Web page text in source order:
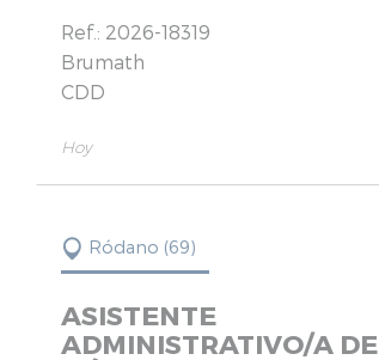
Ref.: 2026-18319
Brumath
CDD
Hoy
Ródano (69)
ASISTENTE
ADMINISTRATIVO/A DE